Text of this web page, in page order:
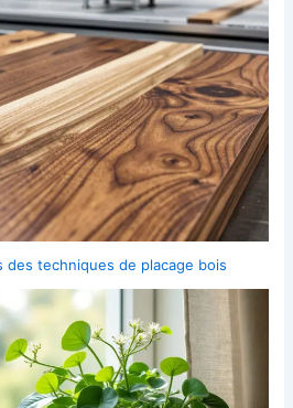
des techniques de placage bois